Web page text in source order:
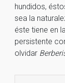
hundidos,
sea la
éste tiene en
persistente
olvidar